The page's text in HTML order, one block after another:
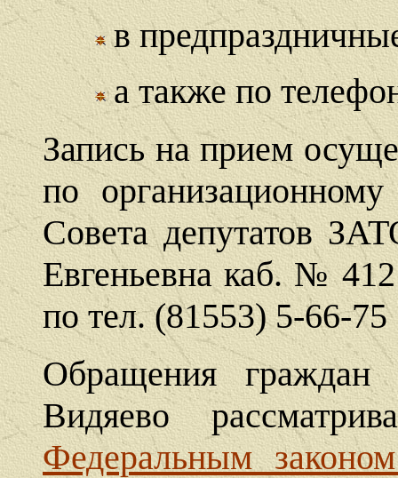
в
а также по
Запись на прием
по
Совета депутатов
Евгеньевна каб. №
по тел. (81553) 5-66-75
Обращения
Видяево
Федеральным